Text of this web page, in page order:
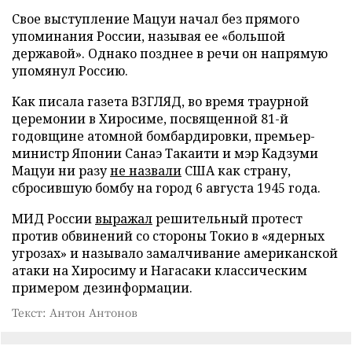
Свое выступление Мацуи начал без прямого
упоминания России, называя ее «большой
державой». Однако позднее в речи он напрямую
упомянул Россию.
Как писала газета ВЗГЛЯД, во время траурной
церемонии в Хиросиме, посвященной 81-й
годовщине атомной бомбардировки, премьер-
министр Японии Санаэ Такаити и мэр Кадзуми
Мацуи ни разуне назвали США как страну,
сбросившую бомбу на город 6 августа 1945 года.
МИД Россиивыражалрешительный протест
против обвинений со стороны Токио в «ядерных
угрозах» и называло замалчивание американской
атаки на Хиросиму и Нагасаки классическим
примером дезинформации.
Текст: Антон Антонов